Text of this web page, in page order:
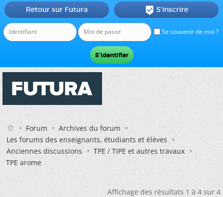
Se souvenir de moi ?
Retour sur Futura  S'inscrire
Forum
Archives du forum
Les forums des enseignants, étudiants et élèves
Anciennes discussions
TPE / TIPE et autres travaux
TPE arome
Affichage des résultats 1 à 4 sur 4